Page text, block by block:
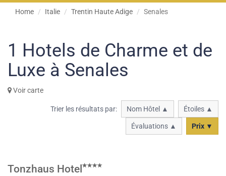
Home Italie Trentin Haute Adige Senales
1 Hotels de Charme et de
Luxe à Senales
Voir carte
Trier les résultats par: Nom Hôtel ▲ Étoiles ▲
Évaluations ▲ Prix ▼
Tonzhaus Hotel